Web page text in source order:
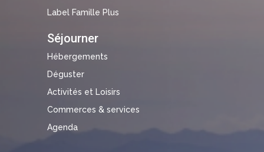
Label Famille Plus
Séjourner
Hébergements
Déguster
Activités et Loisirs
Commerces & services
Agenda